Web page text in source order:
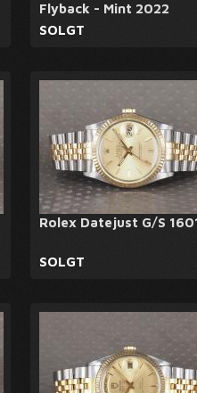
Flyback - Mint 2022
SOLGT
Rolex Datejust G/S
SOLGT